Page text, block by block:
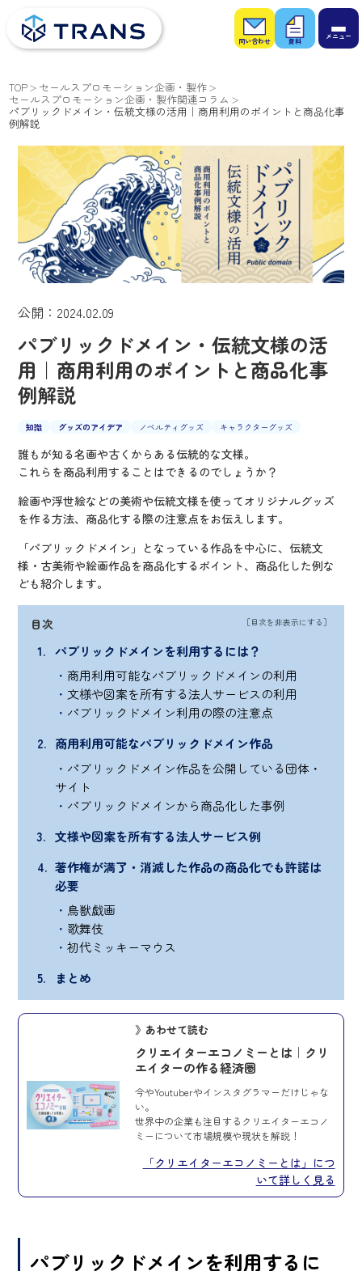
お問
い合
わせ
お役
立ち
資料
TOP セールスプロモーション企画・製作
セールスプロモーション企画・製作関連コラム
パブリックドメイン・伝統文様の活用｜商用利用のポイントと商品化事
例解説
公開：2024.02.09
パブリックドメイン・伝統文様の活
用｜商用利用のポイントと商品化事
例解説
知識 グッズのアイデア ノベルティグッズ キャラクターグッズ
誰もが知る名画や古くからある伝統的な文様。
これらを商品利用することはできるのでしょうか？
絵画や浮世絵などの美術や伝統文様を使ってオリジナルグッズ
を作る方法、商品化する際の注意点をお伝えします。
「パブリックドメイン」となっている作品を中心に、伝統文
様・古美術や絵画作品を商品化するポイント、商品化した例な
ども紹介します。
目次
パブリックドメインを利用するには？
商用利用可能なパブリックドメインの利用
文様や図案を所有する法人サービスの利用
パブリックドメイン利用の際の注意点
商用利用可能なパブリックドメイン作品
パブリックドメイン作品を公開している団体・
サイト
パブリックドメインから商品化した事例
文様や図案を所有する法人サービス例
著作権が満了・消滅した作品の商品化でも許諾は
必要
鳥獣戯画
歌舞伎
初代ミッキーマウス
まとめ
》あわせて読む
クリエイターエコノミーとは｜クリ
エイターの作る経済圏
今やYoutuberやインスタグラマーだけじゃな
い。
世界中の企業も注目するクリエイターエコノ
ミーについて市場規模や現状を解説！
「クリエイターエコノミーとは」につ
いて詳しく見る
パブリックドメインを利用するに